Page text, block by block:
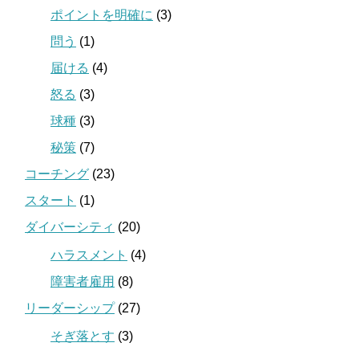
ポイントを明確に (3)
問う (1)
届ける (4)
怒る (3)
球種 (3)
秘策 (7)
コーチング (23)
スタート (1)
ダイバーシティ (20)
ハラスメント (4)
障害者雇用 (8)
リーダーシップ(27)
そぎ落とす (3)